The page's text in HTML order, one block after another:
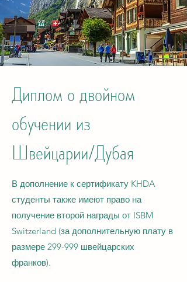
Диплом о двойном
обучении из
Швейцарии/Дубая
В дополнение к сертификату KHDA
студенты также имеют право на
получение второй награды от ISBM
Switzerland (за дополнительную плату в
размере 299-999 швейцарских
франков).